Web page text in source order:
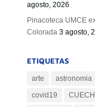
agosto, 2026
Pinacoteca UMCE
Colorada 3 agosto,
ETIQUETAS
arte astronomia
covid19
CUECH